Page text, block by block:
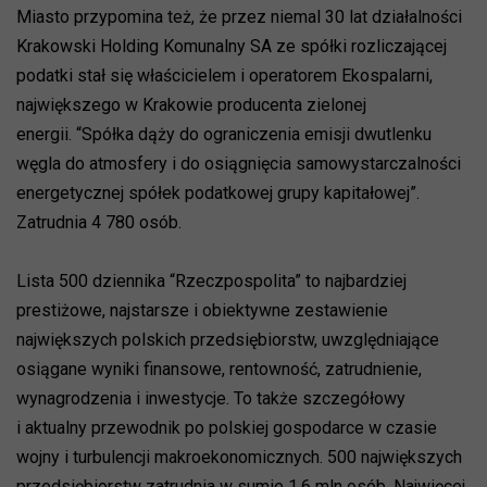
Miasto przypomina też, że przez niemal 30 lat działalności
Krakowski Holding Komunalny SA ze spółki rozliczającej
podatki stał się właścicielem i operatorem Ekospalarni,
największego w Krakowie producenta zielonej
energii. “Spółka dąży do ograniczenia emisji dwutlenku
węgla do atmosfery i do osiągnięcia samowystarczalności
energetycznej spółek podatkowej grupy kapitałowej”.
Zatrudnia 4 780 osób.
Lista 500 dziennika “Rzeczpospolita” to najbardziej
prestiżowe, najstarsze i obiektywne zestawienie
największych polskich przedsiębiorstw, uwzględniające
osiągane wyniki finansowe, rentowność, zatrudnienie,
wynagrodzenia i inwestycje. To także szczegółowy
i aktualny przewodnik po polskiej gospodarce w czasie
wojny i turbulencji makroekonomicznych. 500 największych